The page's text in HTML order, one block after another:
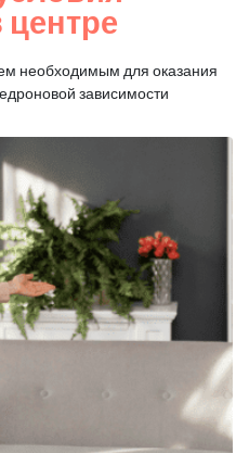
необходимым для оказания
зависимости